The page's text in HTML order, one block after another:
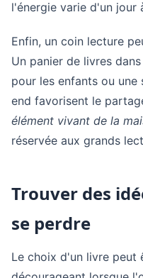
l'énergie varie d'un jour
Enfin, un coin lecture
Un panier de livres
pour les enfants ou
end favorisent le
élément vivant de la
réservée aux grands
Trouver des
se perdre
Le choix d'un livre peut